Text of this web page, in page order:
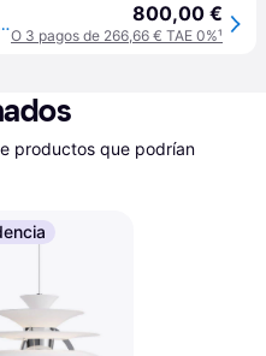
monocromo blanco - 5741104574 800,00 €
O 3 pagos de 266,66 € TAE 0%¹
productos que podrían